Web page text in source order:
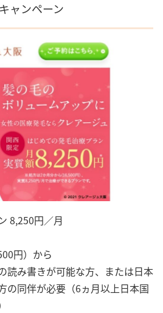
ャンペーン
8,250円／月
円）から
読み書きが可能な方、または日本
の同伴が必要（6ヵ月以上日本国